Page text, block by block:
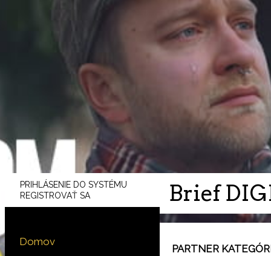
PRIHLÁSENIE DO SYSTÉMU
REGISTROVAŤ SA
Domov
Brief
PARTNER